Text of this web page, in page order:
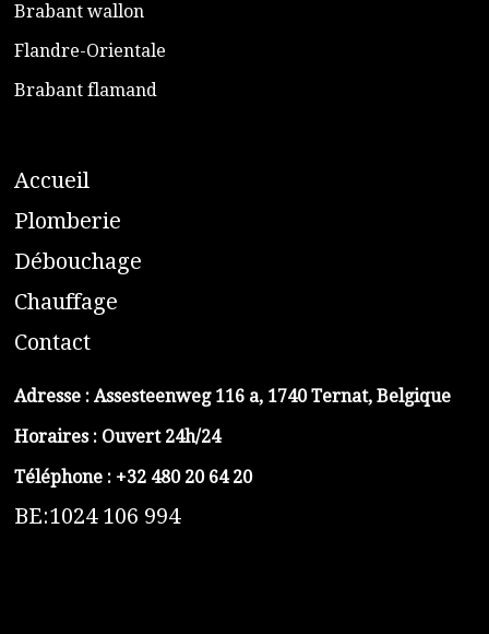
​Brabant wallon
​Flandre-Orientale
​Brabant flamand
Accueil
​Plomberie
Débouchage
Chauffage
Contact
Adresse : Assesteenweg 116 a, 1740 Ternat, Belgique
Horaires : Ouvert 24h/24
Téléphone : +32 480 20 64 20
BE:1024 106 994